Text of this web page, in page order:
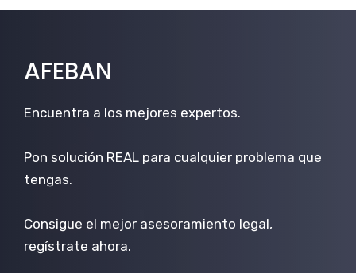
AFEBAN
Encuentra a los mejores expertos.
Pon solución REAL para cualquier problema que
tengas.
Consigue el mejor asesoramiento legal,
regístrate ahora.